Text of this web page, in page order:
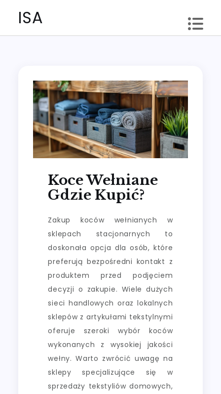
ISA
Koce Wełniane
Gdzie Kupić?
Zakup koców wełnianych w
sklepach stacjonarnych to
doskonała opcja dla osób, które
preferują bezpośredni kontakt z
produktem przed podjęciem
decyzji o zakupie. Wiele dużych
sieci handlowych oraz lokalnych
sklepów z artykułami tekstylnymi
oferuje szeroki wybór koców
wykonanych z wysokiej jakości
wełny. Warto zwrócić uwagę na
sklepy specjalizujące się w
sprzedaży tekstyliów domowych,